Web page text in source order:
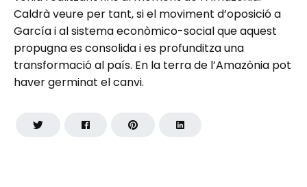
Caldrà veure per tant, si el moviment d’oposició a
García i al sistema econòmico-social que aquest
propugna es consolida i es profunditza una
transformació al país. En la terra de l’Amazònia pot
haver germinat el canvi.